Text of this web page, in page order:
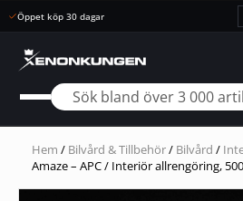
Öppet köp 30 dagar
Hem / Bilvård & Tillbehör/ Bilvård /
Amaze – APC / Interiör allrengöring,